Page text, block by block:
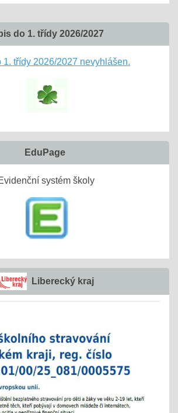
do 1. třídy 2026/2027
1. třídy 2026/2027 nevyhlášen.
EduPage
systém školy
Liberecký kraj